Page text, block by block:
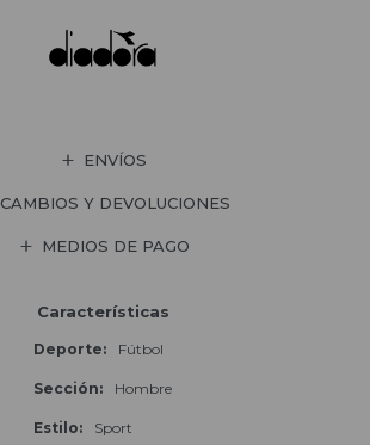
ENVÍOS
CAMBIOS Y DEVOLUCIONES
MEDIOS DE PAGO
Características
Deporte Fútbol
Sección Hombre
Estilo Sport